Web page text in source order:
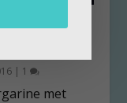
| 1
met